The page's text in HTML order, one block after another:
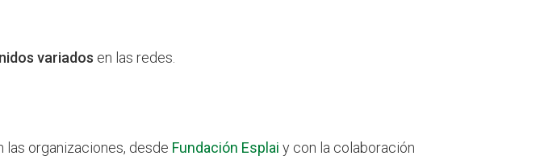
variados en las redes.
organizaciones, desde Fundación Esplai y con la colaboración